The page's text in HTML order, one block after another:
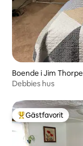
Boende i Jim Thorpe
Debbies hus
Populär gästfavorit
Gästfavorit